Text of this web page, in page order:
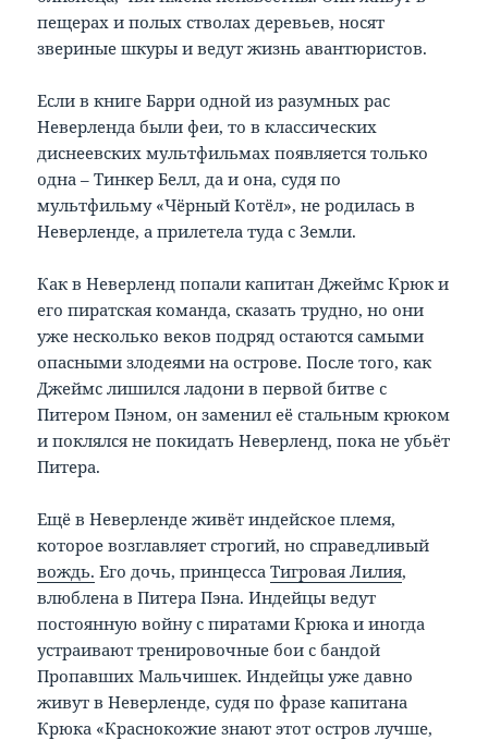
пещерах и полых стволах деревьев, носят
звериные шкуры и ведут жизнь авантюристов.
Если в книге Барри одной из разумных рас
Неверленда были феи, то в классических
диснеевских мультфильмах появляется только
одна – Тинкер Белл, да и она, судя по
мультфильму «Чёрный Котёл», не родилась в
Неверленде, а прилетела туда с Земли.
Как в Неверленд попали капитан Джеймс Крюк и
его пиратская команда, сказать трудно, но они
уже несколько веков подряд остаются самыми
опасными злодеями на острове. После того, как
Джеймс лишился ладони в первой битве с
Питером Пэном, он заменил её стальным крюком
и поклялся не покидать Неверленд, пока не убьёт
Питера.
Ещё в Неверленде живёт индейское племя,
которое возглавляет строгий, но справедливый
вождь. Его дочь, принцессаТигровая Лилия,
влюблена в Питера Пэна. Индейцы ведут
постоянную войну с пиратами Крюка и иногда
устраивают тренировочные бои с бандой
Пропавших Мальчишек. Индейцы уже давно
живут в Неверленде, судя по фразе капитана
Крюка «Краснокожие знают этот остров лучше,